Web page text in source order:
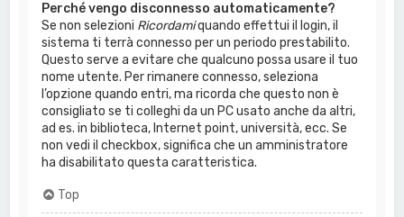
Perché vengo disconnesso automaticamente?
Se non selezioni Ricordamiquando effettui il login, il
sistema ti terrà connesso per un periodo prestabilito.
Questo serve a evitare che qualcuno possa usare il tuo
nome utente. Per rimanere connesso, seleziona
l’opzione quando entri, ma ricorda che questo non è
consigliato se ti colleghi da un PC usato anche da altri,
ad es. in biblioteca, Internet point, università, ecc. Se
non vedi il checkbox, significa che un amministratore
ha disabilitato questa caratteristica.
Top